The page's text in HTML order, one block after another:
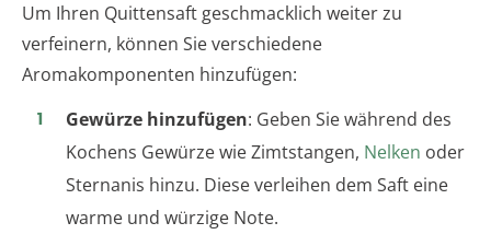
Um Ihren Quittensaft geschmacklich weiter zu
verfeinern, können Sie verschiedene
Aromakomponenten hinzufügen:
Gewürze hinzufügen: Geben Sie während des
Kochens Gewürze wie Zimtstangen, Nelken oder
Sternanis hinzu. Diese verleihen dem Saft eine
warme und würzige Note.